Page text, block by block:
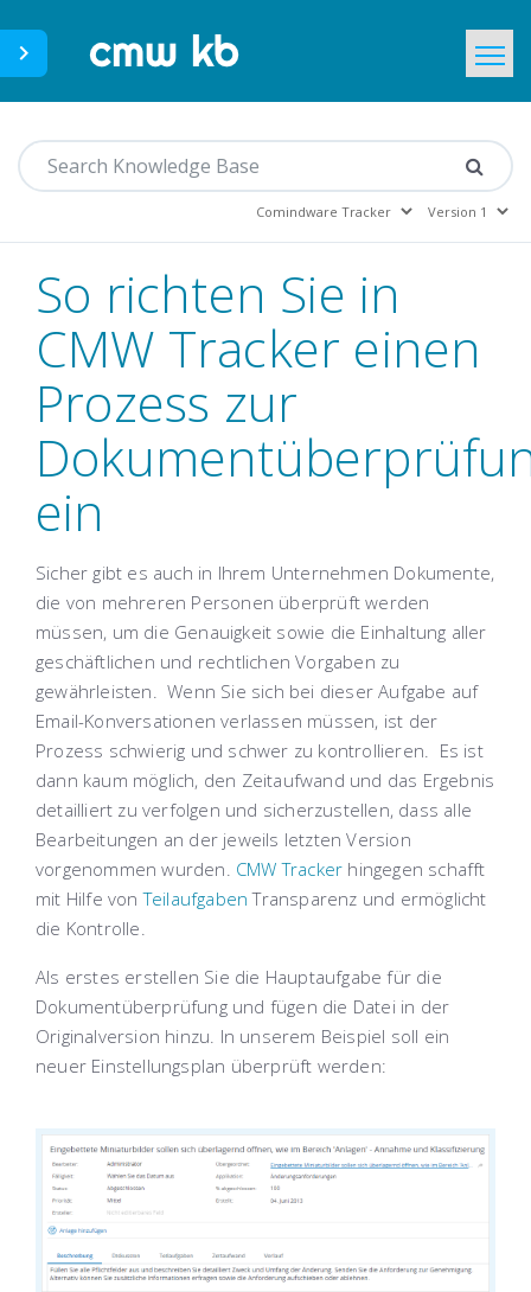
So richten Sie in
CMW Tracker einen
Prozess zur
ein
Sicher gibt es auch in Ihrem Unternehmen Dokumente,
die von mehreren Personen überprüft werden
müssen, um die Genauigkeit sowie die Einhaltung aller
geschäftlichen und rechtlichen Vorgaben zu
gewährleisten. Wenn Sie sich bei dieser Aufgabe auf
Email-Konversationen verlassen müssen, ist der
Prozess schwierig und schwer zu kontrollieren. Es ist
dann kaum möglich, den Zeitaufwand und das Ergebnis
detailliert zu verfolgen und sicherzustellen, dass alle
Bearbeitungen an der jeweils letzten Version
vorgenommen wurden. CMW Tracker hingegen schafft
mit Hilfe vonTeilaufgaben Transparenz und ermöglicht
die Kontrolle.
Als erstes erstellen Sie die Hauptaufgabe für die
Dokumentüberprüfung und fügen die Datei in der
Originalversion hinzu. In unserem Beispiel soll ein
neuer Einstellungsplan überprüft werden: